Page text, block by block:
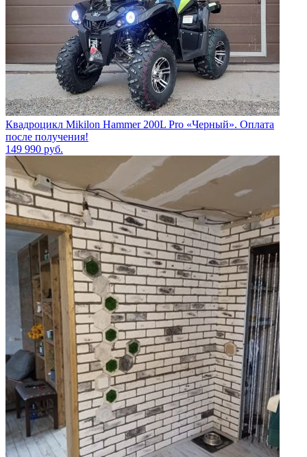
Квадроцикл Mikilon Hammer 200L Pro «Черный». Оплата
после получения!
149 990 руб.